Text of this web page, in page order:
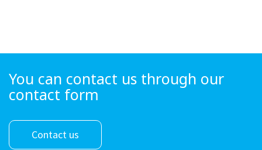
You can contact us through our
contact form
Contact us